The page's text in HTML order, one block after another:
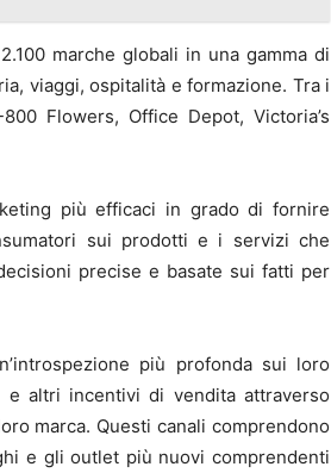
marche globali in una gamma di
viaggi, ospitalità e formazione. Tra i
Flowers, Office Depot, Victoria’s
più efficaci in grado di fornire
sui prodotti e i servizi che
precise e basate sui fatti per
più profonda sui loro
e altri incentivi di vendita attraverso
marca. Questi canali comprendono
e gli outlet più nuovi comprendenti